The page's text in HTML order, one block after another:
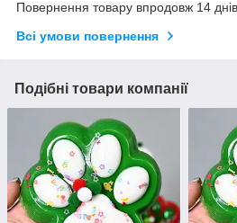
Повернення товару впродовж 14
Всі умови повернення
Подібні товари компанії